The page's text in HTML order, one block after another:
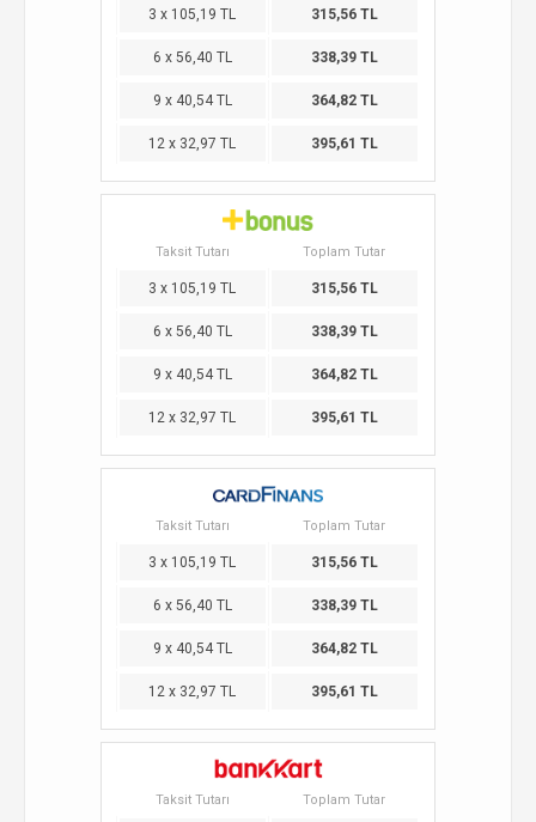
3 x 105,19 TL 315,56 TL
6 x 56,40 TL 338,39 TL
9 x 40,54 TL 364,82 TL
12 x 32,97 TL 395,61 TL
Taksit Tutarı Toplam Tutar
3 x 105,19 TL 315,56 TL
6 x 56,40 TL 338,39 TL
9 x 40,54 TL 364,82 TL
12 x 32,97 TL 395,61 TL
Taksit Tutarı Toplam Tutar
3 x 105,19 TL 315,56 TL
6 x 56,40 TL 338,39 TL
9 x 40,54 TL 364,82 TL
12 x 32,97 TL 395,61 TL
Taksit Tutarı Toplam Tutar